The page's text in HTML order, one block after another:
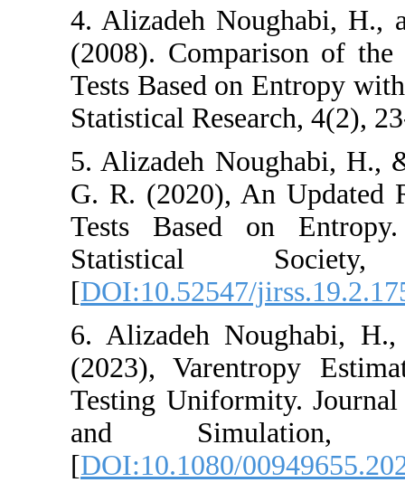
4. Alizadeh
(2008).
Tests Based on
Statistical
5. Alizadeh
G. R. (2020), An
Tests Based
Statistical
[DOI:10.52547/
6. Alizadeh
(2023),
Testing
and
[DOI:10.1080/